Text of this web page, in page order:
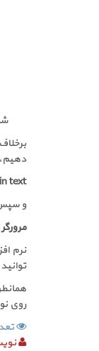
برخلاف
دهیم،
text
و سپس
نرم
روی